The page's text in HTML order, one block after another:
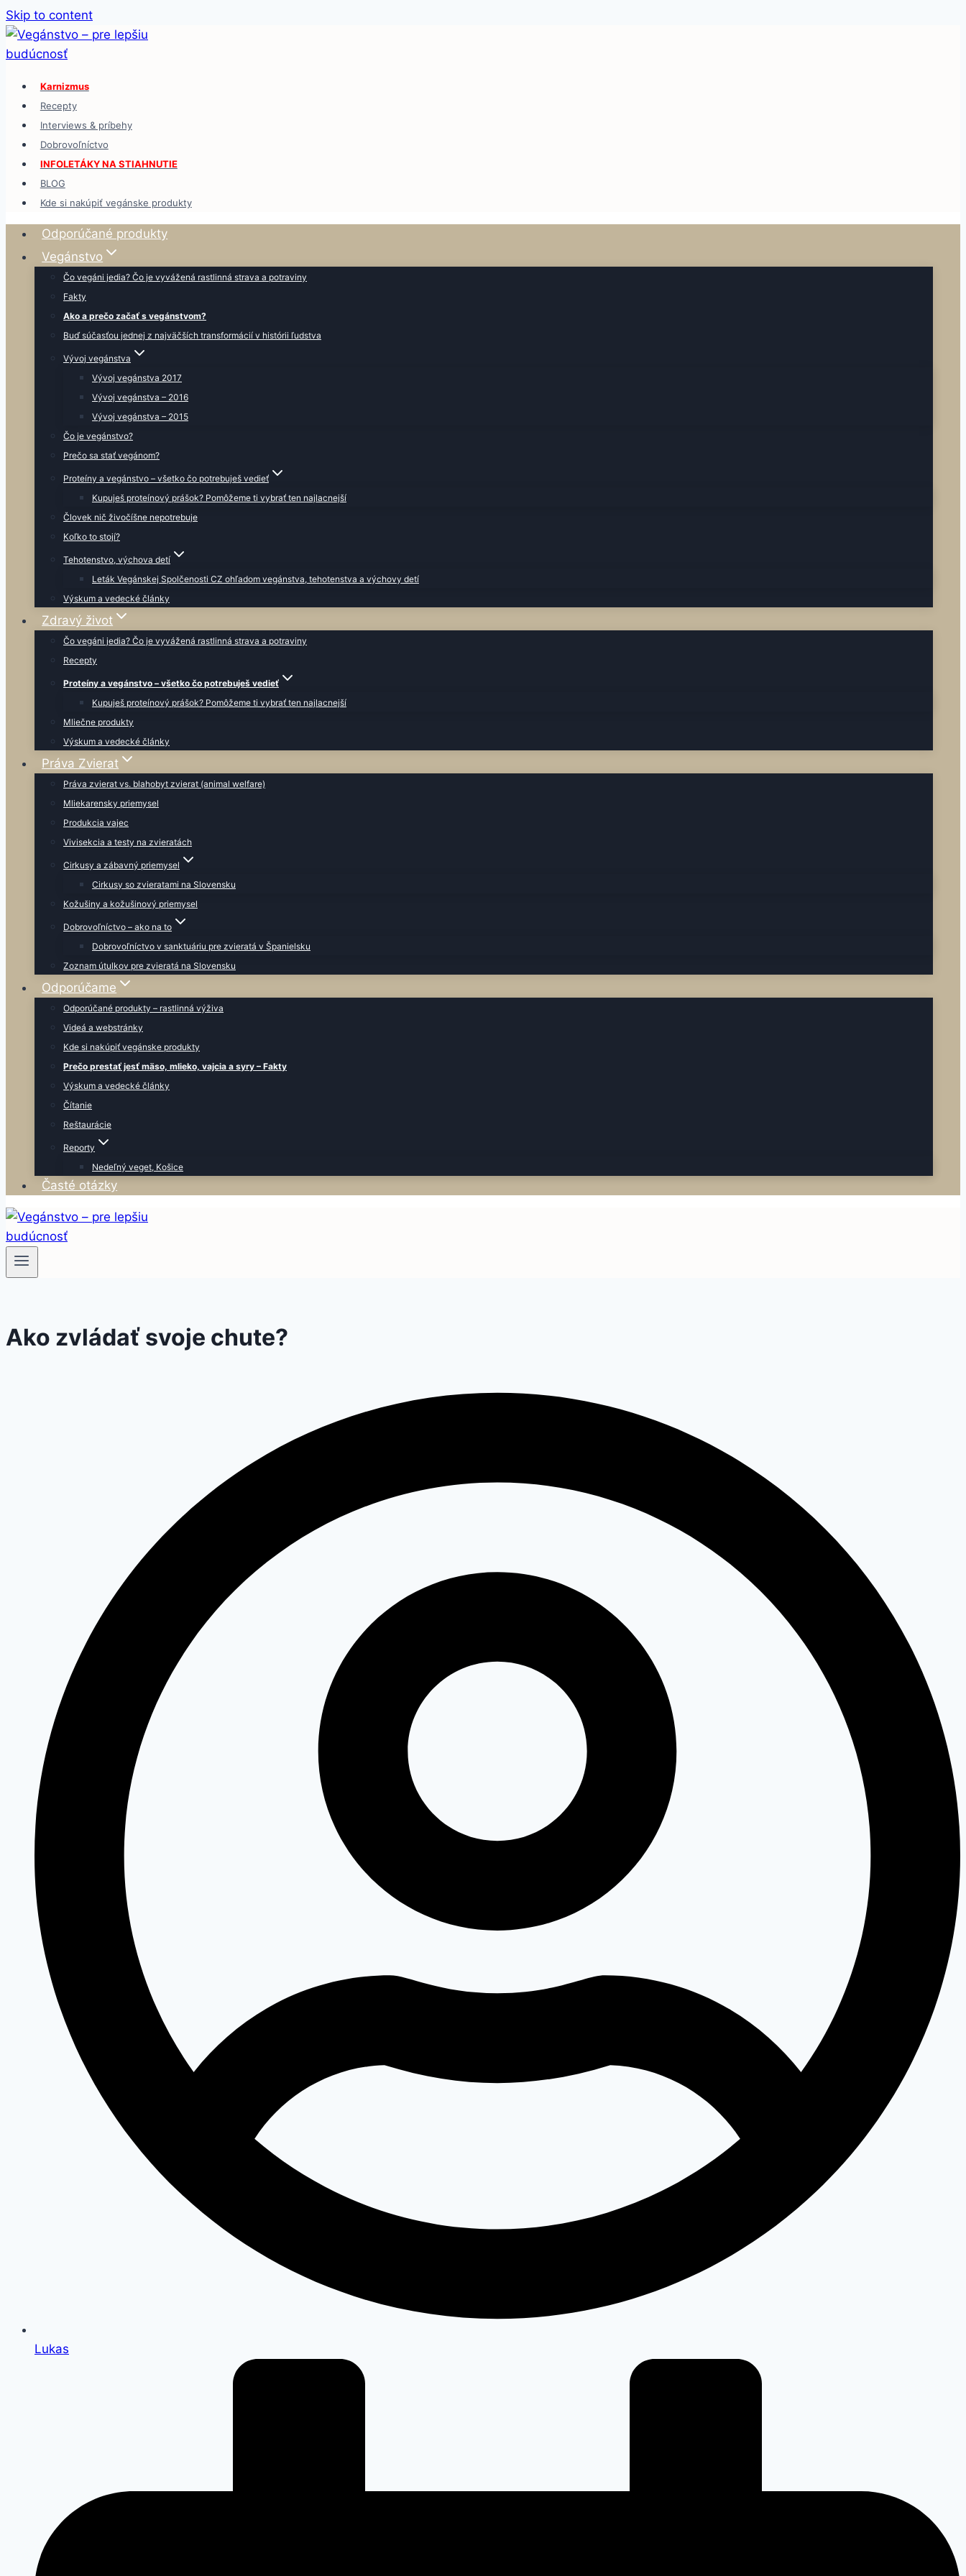
Skip to content
Karnizmus
Recepty
Interviews & príbehy
Dobrovoľníctvo
INFOLETÁKY NA STIAHNUTIE
BLOG
Kde si nakúpiť vegánske produkty
Odporúčané produkty
Vegánstvo
Čo vegáni jedia? Čo je vyvážená rastlinná strava a potraviny
Fakty
Ako a prečo začať s vegánstvom?
Buď súčasťou jednej z najväčších transformácií v histórii ľudstva
Vývoj vegánstva
Vývoj vegánstva 2017
Vývoj vegánstva – 2016
Vývoj vegánstva – 2015
Čo je vegánstvo?
Prečo sa stať vegánom?
Proteíny a vegánstvo – všetko čo potrebuješ vedieť
Kupuješ proteínový prášok? Pomôžeme ti vybrať ten najlacnejší
Človek nič živočíšne nepotrebuje
Koľko to stojí?
Tehotenstvo, výchova detí
Leták Vegánskej Spolčenosti CZ ohľadom vegánstva, tehotenstva a výchovy detí
Výskum a vedecké články
Zdravý život
Čo vegáni jedia? Čo je vyvážená rastlinná strava a potraviny
Recepty
Proteíny a vegánstvo – všetko čo potrebuješ vedieť
Kupuješ proteínový prášok? Pomôžeme ti vybrať ten najlacnejší
Mliečne produkty
Výskum a vedecké články
Práva Zvierat
Práva zvierat vs. blahobyt zvierat (animal welfare)
Mliekarensky priemysel
Produkcia vajec
Vivisekcia a testy na zvieratách
Cirkusy a zábavný priemysel
Cirkusy so zvieratami na Slovensku
Kožušiny a kožušinový priemysel
Dobrovoľníctvo – ako na to
Dobrovoľníctvo v sanktuáriu pre zvieratá v Španielsku
Zoznam útulkov pre zvieratá na Slovensku
Odporúčame
Odporúčané produkty – rastlinná výživa
Videá a webstránky
Kde si nakúpiť vegánske produkty
Prečo prestať jesť mäso, mlieko, vajcia a syry – Fakty
Výskum a vedecké články
Čítanie
Reštaurácie
Reporty
Nedeľný veget, Košice
Časté otázky
Ako zvládať svoje chute?
Lukas